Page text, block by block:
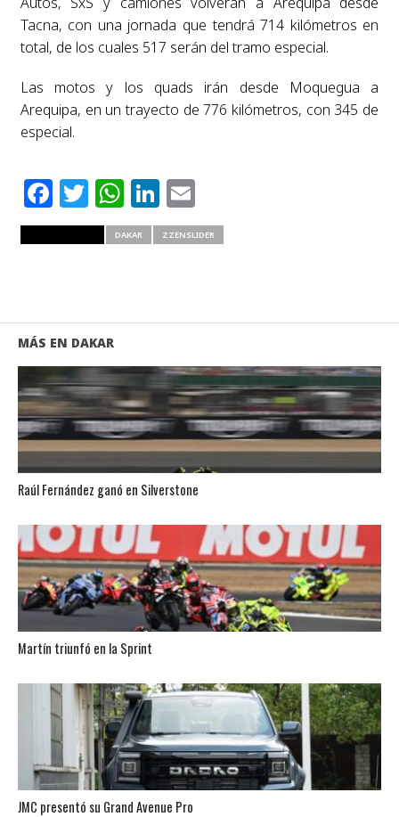
Tacna, con una jornada que tendrá 714 kilómetros en
total, de los cuales 517 serán del tramo especial.
Las motos y los quads irán desde Moquegua a
Arequipa, en un trayecto de 776 kilómetros, con 345 de
especial.
Facebook
Twitter
WhatsApp
LinkedIn
Email
DAKAR ZZENSLIDER
MÁS EN DAKAR
Raúl Fernández ganó en Silverstone
Martín triunfó en la Sprint
JMC presentó su Grand Avenue Pro